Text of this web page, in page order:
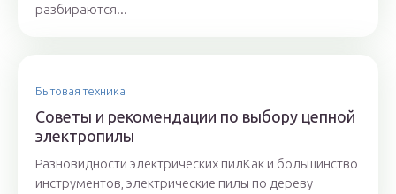
разбираются...
Бытовая техника
Советы и рекомендации по выбору цепной
электропилы
Разновидности электрических пилКак и большинство
инструментов, электрические пилы по дереву